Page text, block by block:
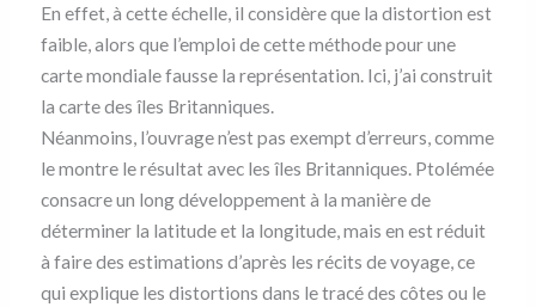
En effet, à cette échelle, il considère que la distortion est
faible, alors que l’emploi de cette méthode pour une
carte mondiale fausse la représentation. Ici, j’ai construit
la carte des îles Britanniques.
Néanmoins, l’ouvrage n’est pas exempt d’erreurs, comme
le montre le résultat avec les îles Britanniques. Ptolémée
consacre un long développement à la manière de
déterminer la latitude et la longitude, mais en est réduit
à faire des estimations d’après les récits de voyage, ce
qui explique les distortions dans le tracé des côtes ou le